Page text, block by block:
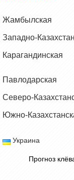
Жамбылская
Западно-
Карагандинская
Павлодарская
Северо-
Южно-
Украина
Прогноз